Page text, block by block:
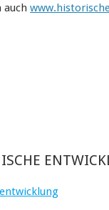
auch